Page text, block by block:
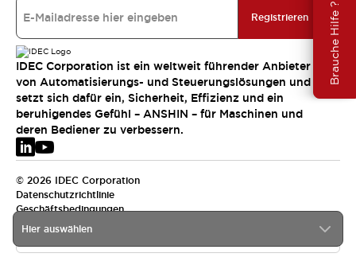
Brauche Hilfe ?
Hier auswählen
Registrieren
IDEC Corporation ist ein weltweit führender Anbieter
von Automatisierungs- und Steuerungslösungen und
setzt sich dafür ein, Sicherheit, Effizienz und ein
beruhigendes Gefühl – ANSHIN – für Maschinen und
deren Bediener zu verbessern.
© 2026 IDEC Corporation
Datenschutzrichtlinie
Geschäftsbedingungen
EMEA